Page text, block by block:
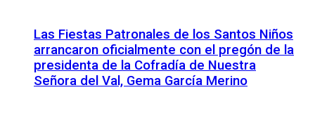
Las Fiestas Patronales de los Santos Niños
arrancaron oficialmente con el pregón de la
presidenta de la Cofradía de Nuestra
Señora del Val, Gema García Merino